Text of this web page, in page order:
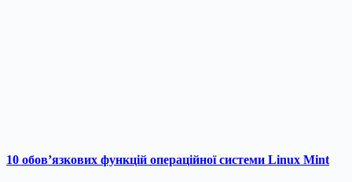
10 обов’язкових функцій операційної системи Linux Mint